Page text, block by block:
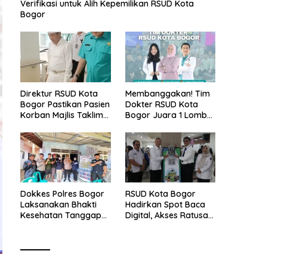
Verifikasi untuk Alih Kepemilikan RSUD Kota
Bogor
Direktur RSUD Kota
Bogor Pastikan Pasien
Korban Majlis Taklim
Mendapatkan
Perawatan Maksimal
Membanggakan! Tim
Dokter RSUD Kota
Bogor Juara 1 Lomba
Pengakuan di Pentas
Medis Se-Bogor
Dokkes Polres Bogor
Laksanakan Bhakti
Kesehatan Tanggap
RSUD Kota Bogor
Hadirkan Spot Baca
Digital, Akses Ratusan